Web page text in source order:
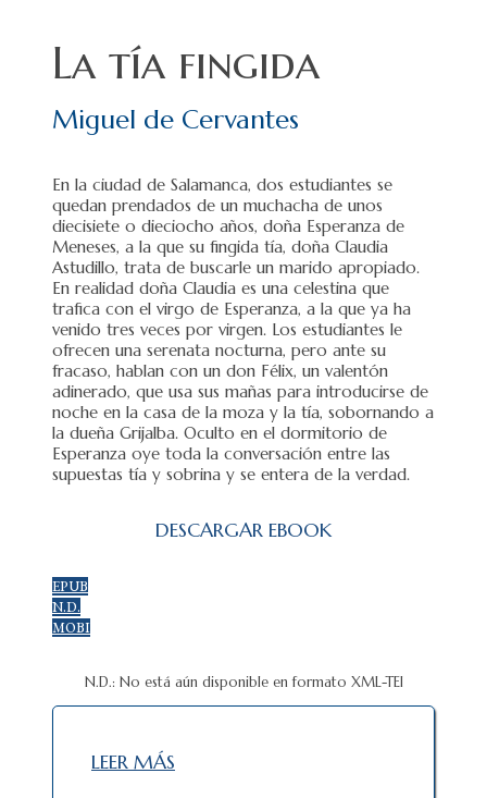
La tía fingida
Miguel de Cervantes
En la ciudad de Salamanca, dos estudiantes se
quedan prendados de un muchacha de unos
diecisiete o dieciocho años, doña Esperanza de
Meneses, a la que su fingida tía, doña Claudia
Astudillo, trata de buscarle un marido apropiado.
En realidad doña Claudia es una celestina que
trafica con el virgo de Esperanza, a la que ya ha
venido tres veces por virgen. Los estudiantes le
ofrecen una serenata nocturna, pero ante su
fracaso, hablan con un don Félix, un valentón
adinerado, que usa sus mañas para introducirse de
noche en la casa de la moza y la tía, sobornando a
la dueña Grijalba. Oculto en el dormitorio de
Esperanza oye toda la conversación entre las
supuestas tía y sobrina y se entera de la verdad.
DESCARGAR EBOOK
EPUB
N.D.
MOBI
N.D.: No está aún disponible en formato XML-TEI
LEER MÁS